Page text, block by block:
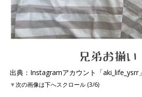
出典：Instagramアカウント「aki_life_ysrr」
▼次の画像は下へスクロール (3/6)